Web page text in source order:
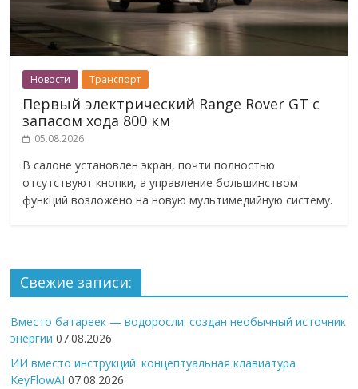
Новости Транспорт
Первый электрический Range Rover GT с
запасом хода 800 км
05.08.2026
В салоне установлен экран, почти полностью
отсутствуют кнопки, а управление большинством
функций возложено на новую мультимедийную систему.
Свежие записи:
Вместо батареек — водоросли: создан необычный источник
энергии 07.08.2026
ИИ вместо инструкций: концептуальная клавиатура
KeyFlowAI 07.08.2026